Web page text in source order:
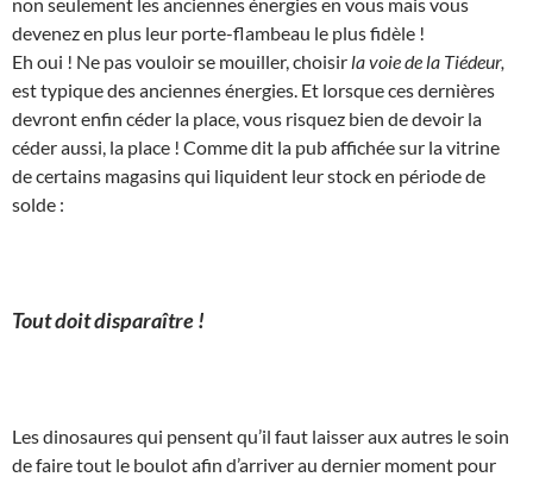
devenez en plus leur porte-flambeau le plus fidèle !
Eh oui ! Ne pas vouloir se mouiller, choisir la voie de la Tiédeur,
est typique des anciennes énergies. Et lorsque ces dernières
devront enfin céder la place, vous risquez bien de devoir la
céder aussi, la place ! Comme dit la pub affichée sur la vitrine
de certains magasins qui liquident leur stock en période de
solde :
Tout doit disparaître !
Les dinosaures qui pensent qu’il faut laisser aux autres le soin
de faire tout le boulot afin d’arriver au dernier moment pour